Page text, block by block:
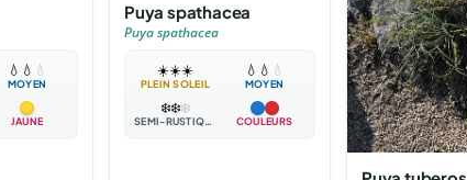
💧 💧 💧
MOYEN
JAUNE
Puya spathacea
Puya spathacea
☀️☀️☀️
PLEIN SOLEIL
💧 💧 💧
MOYEN
❄️❄️❄️
SEMI-RUSTIQUE COULEURS